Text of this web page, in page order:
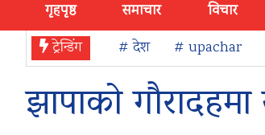
गृहपृष्ठ समाचार विचार
ट्रेन्डिंग
# देश # upachar
झापाको